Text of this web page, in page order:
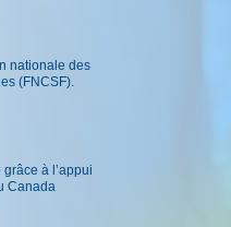
nationale des
(FNCSF).
à l’appui
Canada